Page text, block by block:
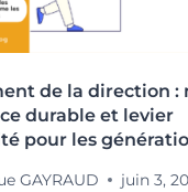
de la direction :
durable et levier
pour les
GAYRAUD juin 3,